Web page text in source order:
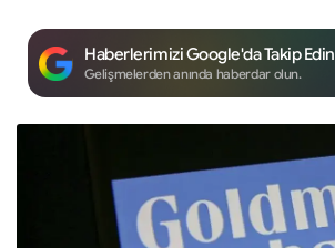
Haberlerimizi Google'da Takip Edin
Gelişmelerden anında haberdar olun.